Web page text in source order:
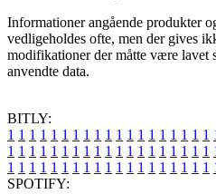
Informationer angående produkter
vedligeholdes ofte, men der gives
modifikationer der måtte være lavet
anvendte data.
BITLY:
1 1 1 1 1 1 1 1 1 1 1 1 1 1 1 1 1 1 1
1 1 1 1 1 1 1 1 1 1 1 1 1 1 1 1 1 1 1
1 1 1 1 1 1 1 1 1 1 1 1 1 1 1 1 1 1 1
SPOTIFY: